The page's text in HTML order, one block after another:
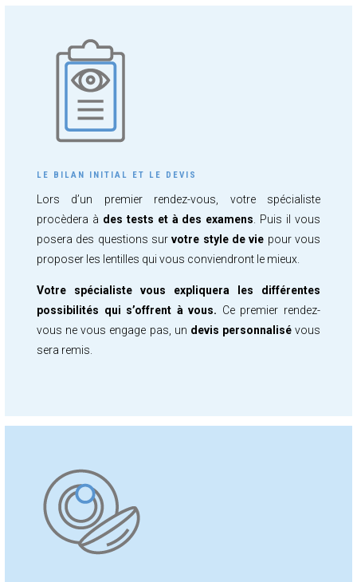
LE BILAN INITIAL ET LE DEVIS
Lors d’un premier rendez-vous, votre spécialiste
procèdera à des tests et à des examens . Puis il vous
posera des questions survotre style de vie pour vous
proposer les lentilles qui vous conviendront le mieux.
Votre spécialiste vous expliquera les différentes
possibilités qui s’offrent à vous. Ce premier rendez-
vous ne vous engage pas, un devis personnalisévous
sera remis.